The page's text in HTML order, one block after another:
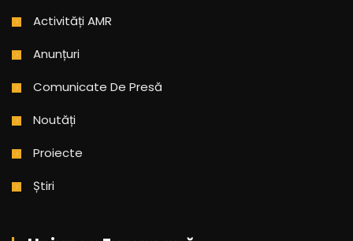
Activități AMR
Anunțuri
Comunicate De Presă
Noutăți
Proiecte
Știri